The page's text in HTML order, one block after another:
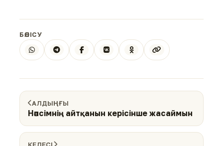
БӨЛІСУ
АЛДЫҢҒЫ
Нәпсімнің айтқанын керісінше жасаймын
КЕЛЕСІ